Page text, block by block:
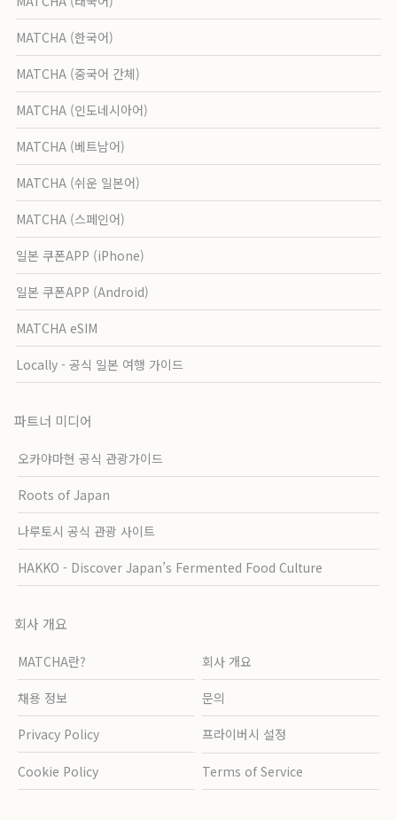
MATCHA (한국어)
MATCHA (중국어 간체)
MATCHA (인도네시아어)
MATCHA (베트남어)
MATCHA (쉬운 일본어)
MATCHA (스페인어)
일본 쿠폰APP (iPhone)
일본 쿠폰APP (Android)
MATCHA eSIM
Locally - 공식 일본 여행 가이드
파트너 미디어
오카야마현 공식 관광가이드
Roots of Japan
나루토시 공식 관광 사이트
HAKKO - Discover Japan’s Fermented Food Culture
회사 개요
MATCHA란? 회사 개요
채용 정보 문의
Privacy Policy 프라이버시 설정
Cookie Policy Terms of Service